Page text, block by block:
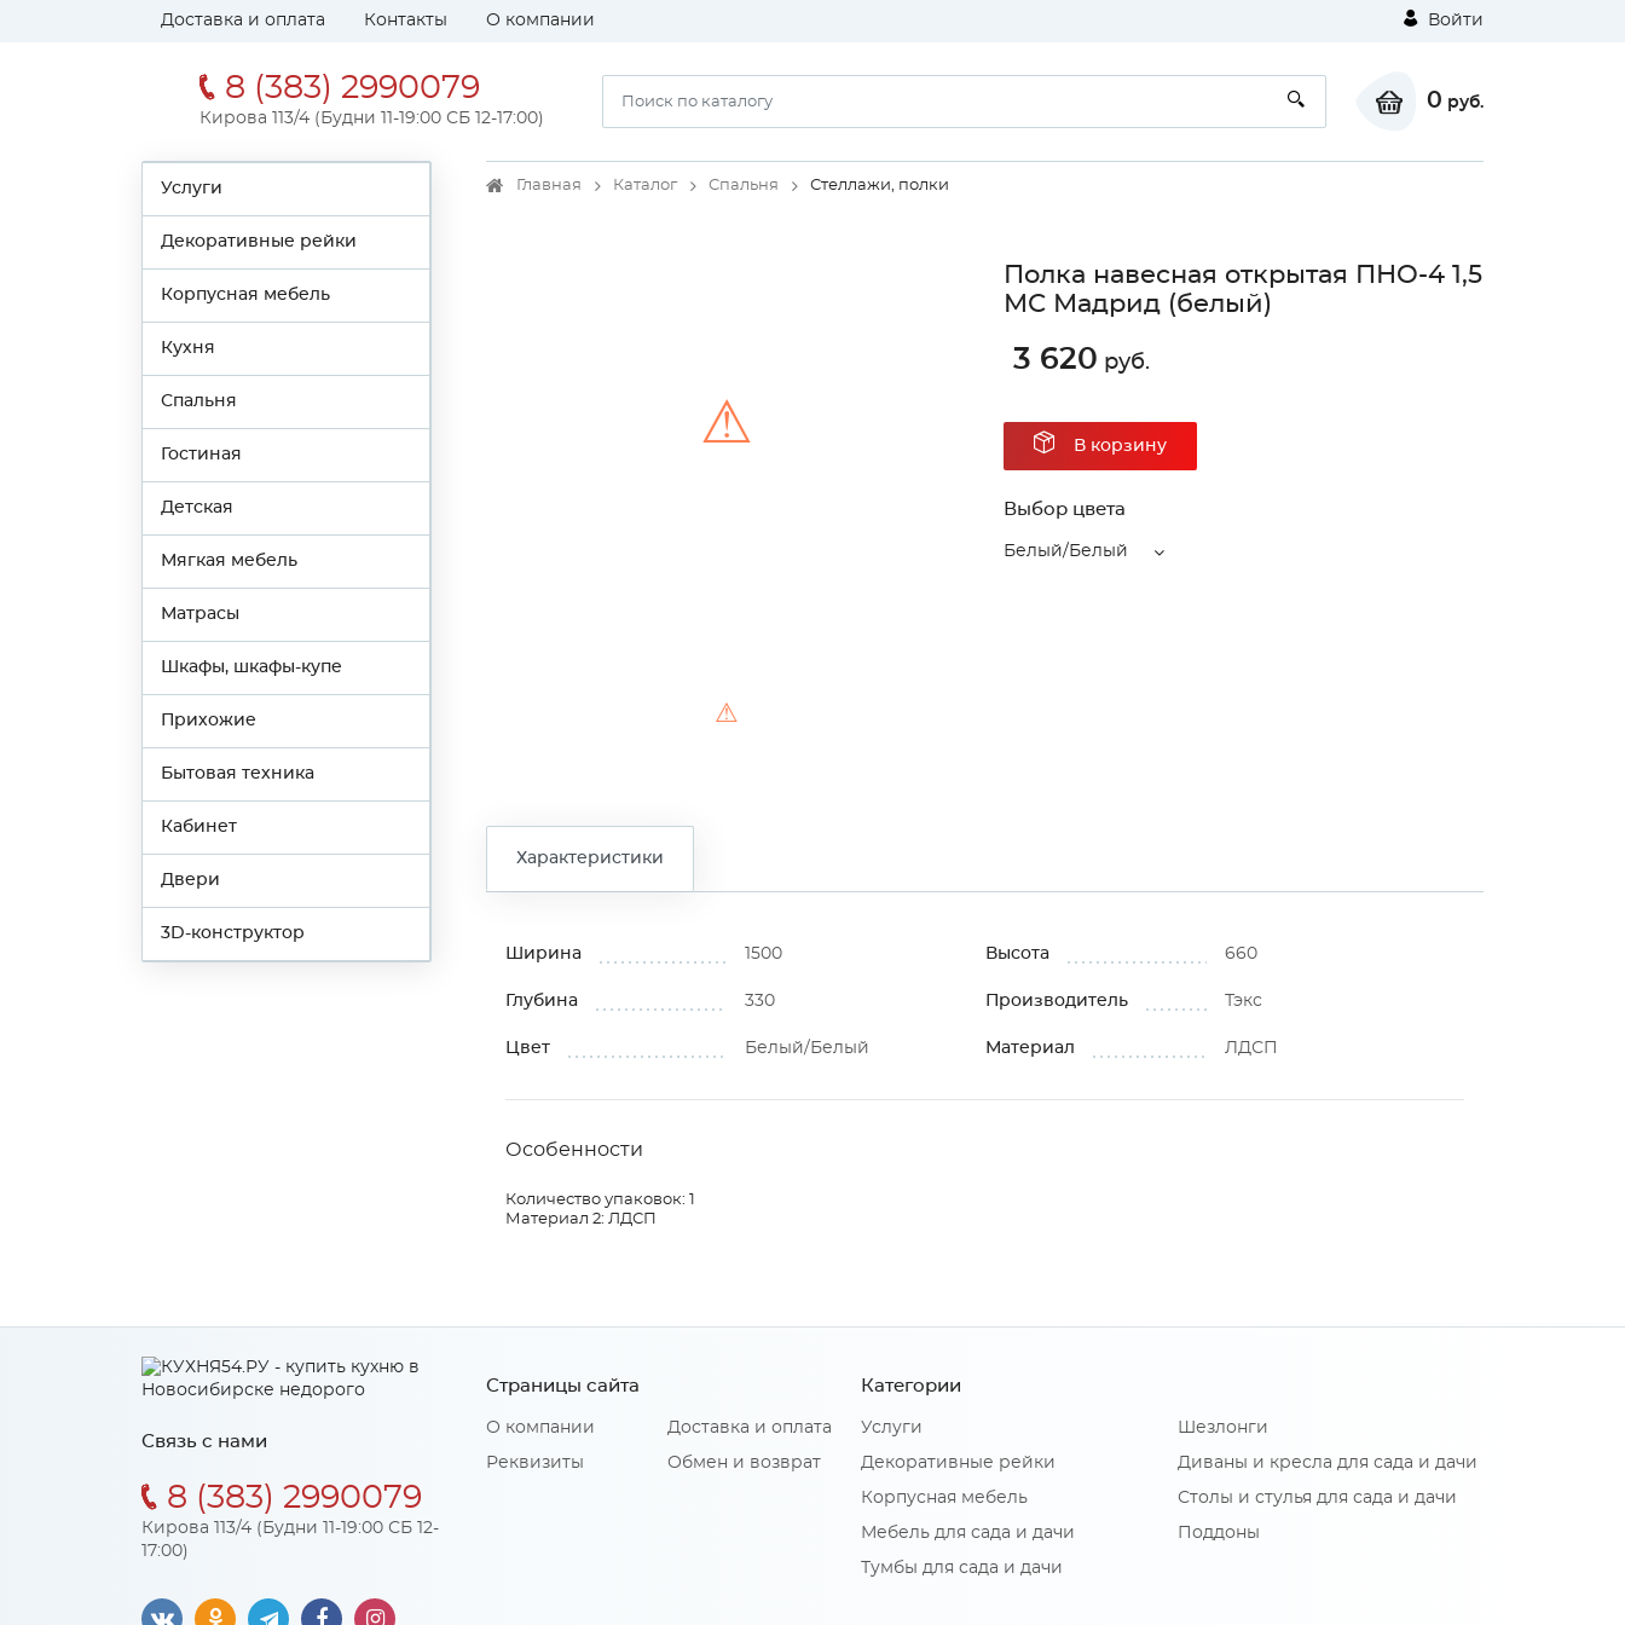
Доставка и оплата Контакты О компании Войти
8 (383) 2990079
Кирова 113/4 (Будни 11-19:00 СБ 12-17:00)
0 руб.
Услуги
Декоративные рейки
Корпусная мебель
Кухня
Спальня
Гостиная
Детская
Мягкая мебель
Матрасы
Шкафы, шкафы-купе
Прихожие
Бытовая техника
Кабинет
Двери
3D-конструктор
Главная Каталог Спальня Стеллажи, полки
⚠
⚠
Полка навесная открытая ПНО-4 1,5
МС Мадрид (белый)
3 620 руб.
В корзину
Выбор цвета
Белый/Белый
Характеристики
Ширина 1500 Высота 660
Глубина 330 Производитель Тэкс
Цвет Белый/Белый Материал ЛДСП
Особенности
Количество упаковок: 1
Материал 2: ЛДСП
Связь с нами
8 (383) 2990079
Кирова 113/4 (Будни 11-19:00 СБ 12-
17:00)
Страницы сайта
О компании
Реквизиты
Доставка и оплата
Обмен и возврат
Категории
Услуги
Декоративные рейки
Корпусная мебель
Мебель для сада и дачи
Тумбы для сада и дачи
Шезлонги
Диваны и кресла для сада и дачи
Столы и стулья для сада и дачи
Поддоны